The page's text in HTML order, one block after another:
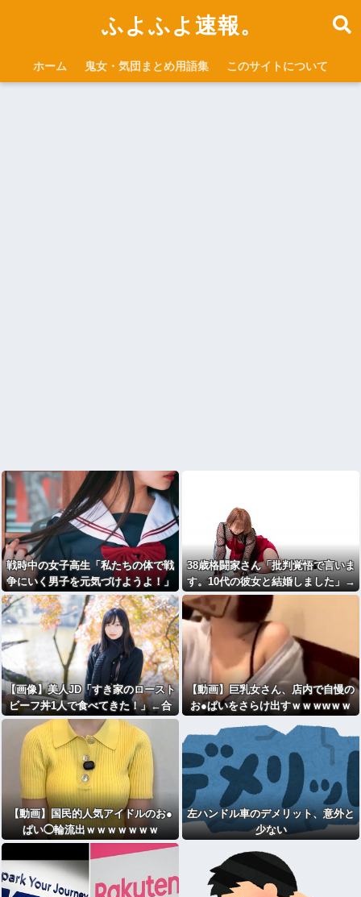
ふよふよ速報。
ホーム 鬼女・気団まとめ用語集 このサイトについて
戦時中の女子高生「私たちの体で戦
争にいく男子を元気づけようよ！」
←これ♡♡♡
38歳格闘家さん「批判覚悟で言いま
す。10代の彼女と結婚しました」→
オバサン達が発狂して炎上祭り
【画像】美人JD「すき家のロースト
ビーフ丼1人で食べてきた！」←合
成みたいと話題にｗｗｗｗｗｗｗｗ
【動画】巨乳女さん、店内で自慢の
お●ぱいをさらけ出すｗｗｗwｗｗ
ｗｗｗｗｗｗ
【動画】国民的人気アイドルのお●
ぱい◯輪流出ｗｗｗｗｗｗｗ
左ハンドル車のデメリット、意外と
少ない